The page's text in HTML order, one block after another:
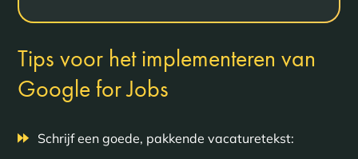
Tips voor het implementeren van
Google for Jobs
Schrijf een goede, pakkende vacaturetekst: